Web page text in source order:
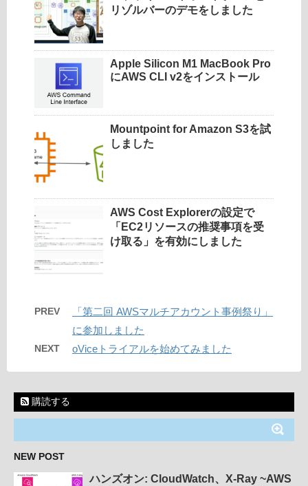
リゾルバーのデモをしました
Apple Silicon M1 MacBook Pro
にAWS CLI v2をインストール
Mountpoint for Amazon S3を試
しました
AWS Cost Explorerの設定で
「EC2リソースの推奨事項を受
け取る」を有効にしました
PREV
「第二回 AWSマルチアカウント事例祭り」
に参加しました
NEXT oViceトライアルを始めてみました
購読する
NEW POST
ハンズオン: CloudWatch、X-Ray ~AWS